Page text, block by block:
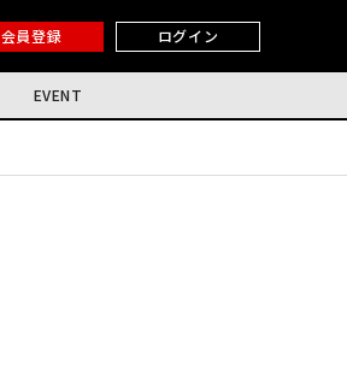
会員登録 ログイン
EVENT